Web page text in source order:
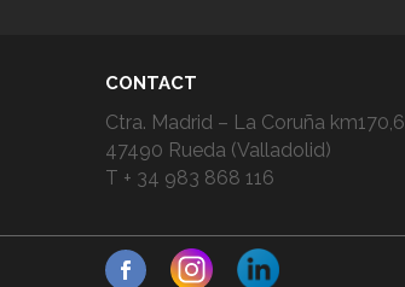
CONTACT
Ctra. Madrid – La Coruña km170,6
47490 Rueda (Valladolid)
T + 34 983 868 116